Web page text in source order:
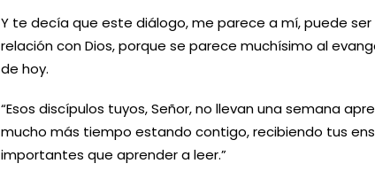
Y te decía que este diálogo, me parece a mí, puede
relación con Dios, porque se parece muchísimo al
de hoy.
“Esos discípulos tuyos, Señor, no llevan una semana
mucho más tiempo estando contigo, recibiendo tus
importantes que aprender a leer.”